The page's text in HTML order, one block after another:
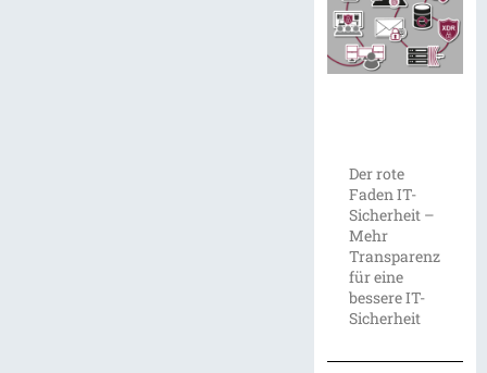
Der rote
Faden IT-
Sicherheit –
Mehr
Transparenz
für eine
bessere IT-
Sicherheit